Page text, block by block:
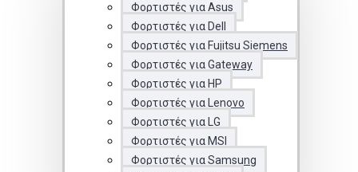
Φορτιστές για Asus
Φορτιστές για Dell
Φορτιστές για Fujitsu Siemens
Φορτιστές για Gateway
Φορτιστές για HP
Φορτιστές για Lenovo
Φορτιστές για LG
Φορτιστές για MSI
Φορτιστές για Samsung